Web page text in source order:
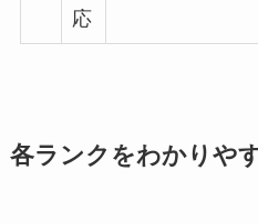
応
各ランクをわかりや